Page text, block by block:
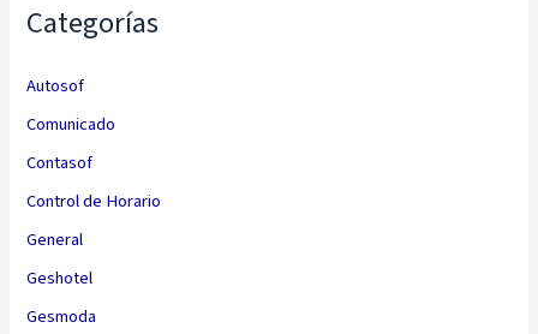
Categorías
Autosof
Comunicado
Contasof
Control de Horario
General
Geshotel
Gesmoda